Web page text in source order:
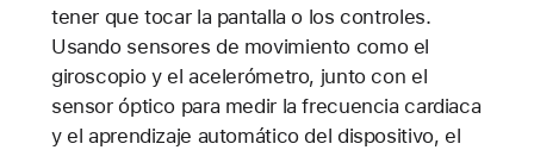
tener que tocar la pantalla o los controles.
Usando sensores de movimiento como el
giroscopio y el acelerómetro, junto con el
sensor óptico para medir la frecuencia cardiaca
y el aprendizaje automático del dispositivo, el